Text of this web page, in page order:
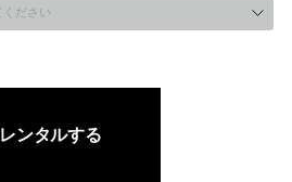
レンタルする